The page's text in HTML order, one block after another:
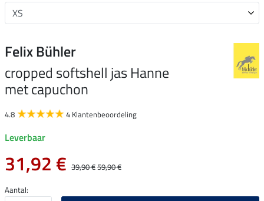
Felix Bühler
cropped softshell jas Hanne
met capuchon
4.8 4 Klantenbeoordeling
Leverbaar
31,92 € 39,90 €59,90 €
Aantal: